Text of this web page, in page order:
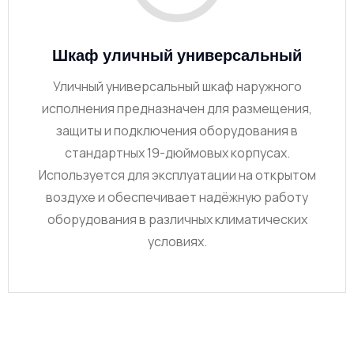
Шкаф уличный универсальный
Уличный универсальный шкаф наружного
исполнения предназначен для размещения,
защиты и подключения оборудования в
стандартных 19-дюймовых корпусах.
Используется для эксплуатации на открытом
воздухе и обеспечивает надёжную работу
оборудования в различных климатических
условиях.